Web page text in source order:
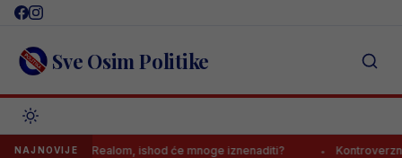
Skip
content Sve Osim Politike
NAJNOVIJEs Realom, ishod će mnoge iznenaditi? Kontroverzni